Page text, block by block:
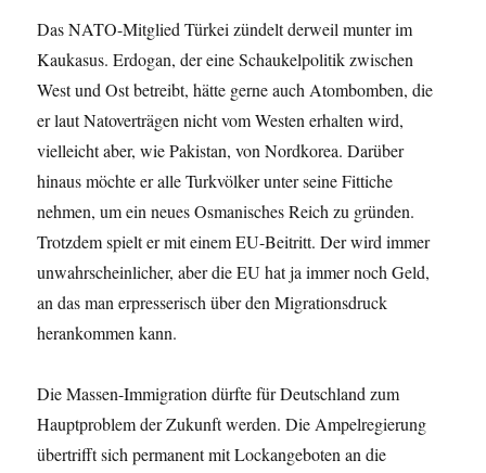
Das NATO-Mitglied Türkei zündelt derweil munter im
Kaukasus. Erdogan, der eine Schaukelpolitik zwischen
West und Ost betreibt, hätte gerne auch Atombomben, die
er laut Natoverträgen nicht vom Westen erhalten wird,
vielleicht aber, wie Pakistan, von Nordkorea. Darüber
hinaus möchte er alle Turkvölker unter seine Fittiche
nehmen, um ein neues Osmanisches Reich zu gründen.
Trotzdem spielt er mit einem EU-Beitritt. Der wird immer
unwahrscheinlicher, aber die EU hat ja immer noch Geld,
an das man erpresserisch über den Migrationsdruck
herankommen kann.
Die Massen-Immigration dürfte für Deutschland zum
Hauptproblem der Zukunft werden. Die Ampelregierung
übertrifft sich permanent mit Lockangeboten an die